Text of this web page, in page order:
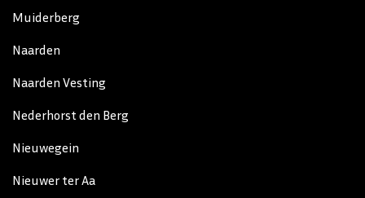
Muiderberg
Naarden
Naarden Vesting
Nederhorst den Berg
Nieuwegein
Nieuwer ter Aa